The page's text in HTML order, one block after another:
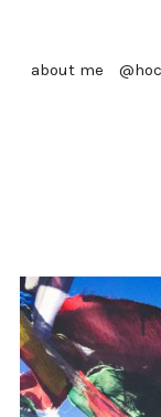
about me